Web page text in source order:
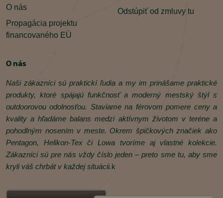
O nás
Propagácia projektu
financovaného EÚ
Odstúpiť od zmluvy tu
O nás
Naši zákazníci sú praktickí ľudia a my im prinášame praktické
produkty, ktoré spájajú funkčnosť a moderný mestský štýl s
outdoorovou odolnosťou. Staviame na férovom pomere ceny a
kvality a hľadáme balans medzi aktívnym životom v teréne a
pohodlným nosením v meste. Okrem špičkových značiek ako
Pentagon, Helikon‑Tex či Lowa tvoríme aj vlastné kolekcie.
Zákazníci sú pre nás vždy číslo jeden – preto sme tu, aby sme
kryli váš chrbát v každej situácii.k